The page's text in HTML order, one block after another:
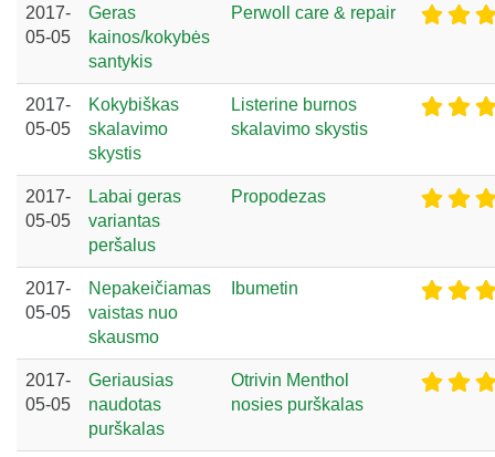
2017-
05-05
Geras
kainos/kokybės
santykis
Perwoll care & repair
2017-
05-05
Kokybiškas
skalavimo
skystis
Listerine burnos
skalavimo skystis
2017-
05-05
Labai geras
variantas
peršalus
Propodezas
2017-
05-05
Nepakeičiamas
vaistas nuo
skausmo
Ibumetin
2017-
05-05
Geriausias
naudotas
purškalas
Otrivin Menthol
nosies purškalas